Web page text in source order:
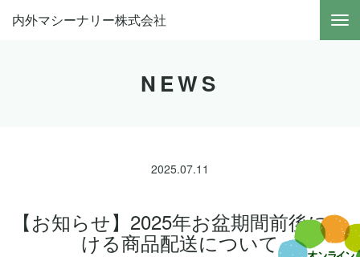
内外マシーナリー株式会社
NEWS
2025.07.11
【お知らせ】2025年お盆期間前後にお
ける商品配送について